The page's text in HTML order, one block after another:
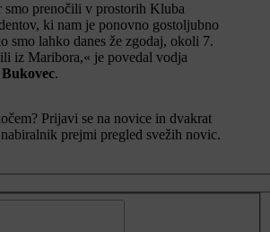
smo prenočili v prostorih Kluba
ki nam je ponovno gostoljubno
smo lahko danes že zgodaj, okoli 7.
iz Maribora,« je povedal vodja
.
Prijavi se na novice in dvakrat
prejmi pregled svežih novic.